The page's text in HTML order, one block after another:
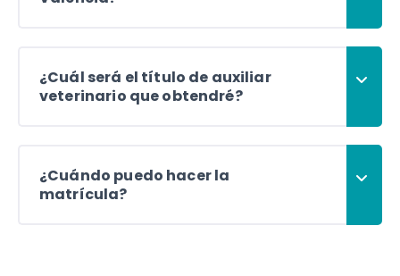
¿Cuál será el título de auxiliar
veterinario que obtendré?
¿Cuándo puedo hacer la
matrícula?